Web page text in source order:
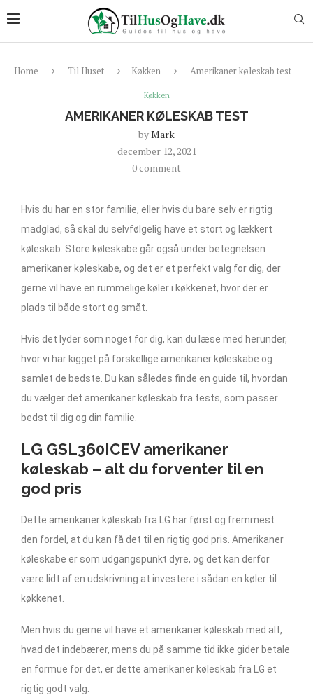
Home Til Huset Køkken Amerikaner køleskab test
Køkken
AMERIKANER KØLESKAB TEST
byMark
december 12, 2021
0 comment
Hvis du har en stor familie, eller hvis du bare selv er rigtig
madglad, så skal du selvfølgelig have et stort og lækkert
køleskab. Store køleskabe går også under betegnelsen
amerikaner køleskabe, og det er et perfekt valg for dig, der
gerne vil have en rummelige køler i køkkenet, hvor der er
plads til både stort og småt.
Hvis det lyder som noget for dig, kan du læse med herunder,
hvor vi har kigget på forskellige amerikaner køleskabe og
samlet de bedste. Du kan således finde en guide til, hvordan
du vælger det amerikaner køleskab fra tests, som passer
bedst til dig og din familie.
LG GSL360ICEV amerikaner
køleskab – alt du forventer til en
god pris
Dette amerikaner køleskab fra LG har først og fremmest
den fordel, at du kan få det til en rigtig god pris. Amerikaner
køleskabe er som udgangspunkt dyre, og det kan derfor
være lidt af en udskrivning at investere i sådan en køler til
køkkenet.
Men hvis du gerne vil have et amerikaner køleskab med alt,
hvad det indebærer, mens du på samme tid ikke gider betale
en formue for det, er dette amerikaner køleskab fra LG et
rigtig godt valg.